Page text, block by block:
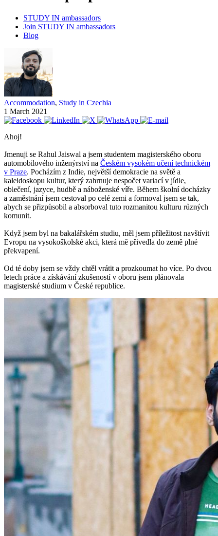
STUDY IN ambassadors
Join STUDY IN ambassadors
Blog
Accommodation, Study in Czechia
1 March 2021
Ahoj!
Jmenuji se Rahul Jaiswal a jsem studentem magisterského oboru
automobilového inženýrství na Českém vysokém učení technickém
v Praze. Pocházím z Indie, největší demokracie na světě a
kaleidoskopu kultur, který zahrnuje nespočet variací v jídle,
oblečení, jazyce, hudbě a náboženské víře. Během školní docházky
a zaměstnání jsem cestoval po celé zemi a formoval jsem se tak,
abych se přizpůsobil a absorboval tuto rozmanitou kulturu různých
komunit.
Když jsem byl na bakalářském studiu, měl jsem příležitost navštívit
Evropu na vysokoškolské akci, která mě přivedla do země plné
překvapení.
Od té doby jsem se vždy chtěl vrátit a prozkoumat ho více. Po dvou
letech práce a získávání zkušeností v oboru jsem plánovala
magisterské studium v České republice.